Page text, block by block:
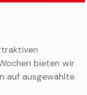
bieten wir
auf ausgewählte